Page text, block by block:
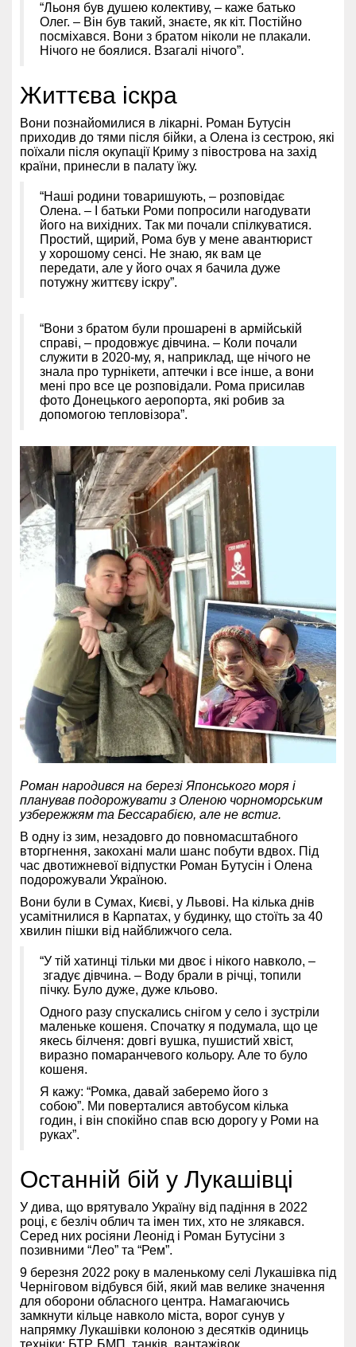
“Льоня був душею колективу, – каже батько
Олег. – Він був такий, знаєте, як кіт. Постійно
посміхався. Вони з братом ніколи не плакали.
Нічого не боялися. Взагалі нічого”.
Життєва іскра
Вони познайомилися в лікарні. Роман Бутусін
приходив до тями після бійки, а Олена із сестрою, які
поїхали після окупації Криму з півострова на захід
країни, принесли в палату їжу.
“Наші родини товаришують, – розповідає
Олена. – І батьки Роми попросили нагодувати
його на вихідних. Так ми почали спілкуватися.
Простий, щирий, Рома був у мене авантюрист
у хорошому сенсі. Не знаю, як вам це
передати, але у його очах я бачила дуже
потужну життєву іскру”.
“Вони з братом були прошарені в армійській
справі, – продовжує дівчина. – Коли почали
служити в 2020-му, я, наприклад, ще нічого не
знала про турнікети, аптечки і все інше, а вони
мені про все це розповідали. Рома присилав
фото Донецького аеропорта, які робив за
допомогою тепловізора”.
Роман народився на березі Японського моря і
планував подорожувати з Оленою чорноморським
узбережжям та Бессарабією, але не встиг.
В одну із зим, незадовго до повномасштабного
вторгнення, закохані мали шанс побути вдвох. Під
час двотижневої відпустки Роман Бутусін і Олена
подорожували Україною.
Вони були в Сумах, Києві, у Львові. На кілька днів
усамітнилися в Карпатах, у будинку, що стоїть за 40
хвилин пішки від найближчого села.
“У тій хатинці тільки ми двоє і нікого навколо, –
згадує дівчина. – Воду брали в річці, топили
пічку. Було дуже, дуже кльово.
Одного разу спускались снігом у село і зустріли
маленьке кошеня. Спочатку я подумала, що це
якесь білченя: довгі вушка, пушистий хвіст,
виразно помаранчевого кольору. Але то було
кошеня.
Я кажу: “Ромка, давай заберемо його з
собою”. Ми поверталися автобусом кілька
годин, і він спокійно спав всю дорогу у Роми на
руках”.
Останній бій у Лукашівці
У дива, що врятувало Україну від падіння в 2022
році, є безліч облич та імен тих, хто не злякався.
Серед них росіяни Леонід і Роман Бутусіни з
позивними “Лео” та “Рем”.
9 березня 2022 року в маленькому селі Лукашівка під
Черніговом відбувся бій, який мав велике значення
для оборони обласного центра. Намагаючись
замкнути кільце навколо міста, ворог сунув у
напрямку Лукашівки колоною з десятків одиниць